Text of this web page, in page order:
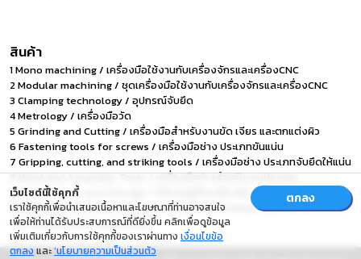
สินค้า
1 Mono machining / เครื่องมือใช้งานกับเครื่องจักรและเครื่องCNC
2 Modular machining / ชุดเครื่องมือใช้งานกับเครื่องจักรและเครื่องCNC
3 Clamping technology / อุปกรณ์จับยึด
4 Metrology / เครื่องมือวัด
5 Grinding and Cutting / เครื่องมือสำหรับงานขัด เจียร และตกแต่งผิว
6 Fastening tools for screws / เครื่องมือช่าง ประเภทขันแน่น
7 Gripping, cutting, and striking tools / เครื่องมือช่าง ประเภทจับยึดให้แน่น
8 Hand and Assembly Tools / เครื่องมือช่างสำหรับงานประกอบ
9 Workstations and Storage / โต๊ะและตู้เก็บเครื่องมือ
0 Workshop accessories and occupational safety / อุปกรณ์ เครื่องมือ
ทั่วไป และอุปกรณ์ความปลอดภัย
เว็บไซต์นี้ใช้คุกกี้
เราใช้คุกกี้เพื่อนำเสนอเนื้อหาและโฆษณาที่ท่านอาจสนใจ
เพื่อให้ท่านได้รับประสบการณ์ที่ดียิ่งขึ้น คลิกเพื่อดูข้อมูล
เพิ่มเติมเกี่ยวกับการใช้คุกกี้ของเราผ่านทาง เงื่อนไขข้อ
ตกลงและ‘นโยบายความเป็นส่วนตัว
ตกลง